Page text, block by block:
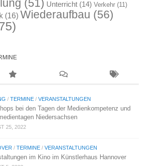
(51) Unterricht (14) Verkehr (11)
(16) Wiederaufbau (56)
/ TERMINE / VERANSTALTUNGEN
bei den Tagen der Medienkompetenz und
Niedersachsen
25, 2022
/ TERMINE / VERANSTALTUNGEN
im Kino im Künstlerhaus Hannover